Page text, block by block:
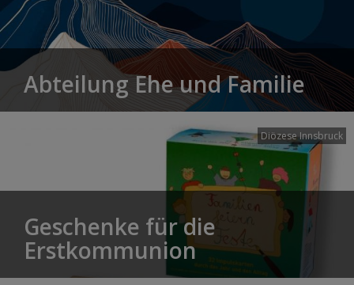
Abteilung Ehe und Familie
Diözese Innsbruck
Geschenke für die
Erstkommunion